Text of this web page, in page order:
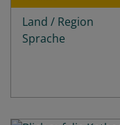
Land / Region
Sprache